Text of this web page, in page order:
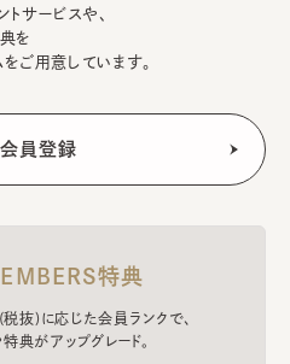
サービスや、
を
ご用意しています。
特典
抜)に応じた会員ランクで、
典がアップグレード。